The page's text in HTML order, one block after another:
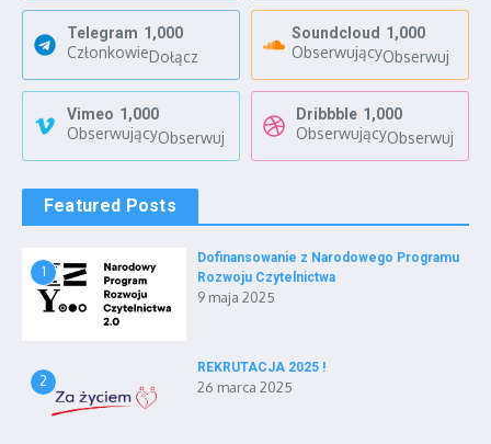
Telegram 1,000
CzłonkowieDołącz
Soundcloud 1,000
ObserwującyObserwuj
Vimeo 1,000
ObserwującyObserwuj
Dribbble 1,000
ObserwującyObserwuj
Featured Posts
1
Dofinansowanie z Narodowego Programu
Rozwoju Czytelnictwa
9 maja 2025
2
REKRUTACJA 2025 !
26 marca 2025